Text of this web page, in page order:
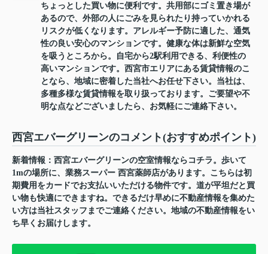
ちょっとした買い物に便利です。共用部にゴミ置き場が
あるので、外部の人にごみを見られたり持っていかれる
リスクが低くなります。アレルギー予防に適した、通気
性の良い安心のマンションです。健康な体は新鮮な空気
を吸うところから。自宅から2駅利用できる、利便性の
高いマンションです。西宮市エリアにある賃貸情報のこ
となら、地域に密着した当社へお任せ下さい。当社は、
多種多様な賃貸情報を取り扱っております。ご要望や不
明な点などございましたら、お気軽にご連絡下さい。
西宮エバーグリーンのコメント(おすすめポイント)
新着情報：西宮エバーグリーンの空室情報ならコチラ。歩いて
1mの場所に、業務スーパー 西宮薬師店があります。こちらは初
期費用をカードでお支払いいただける物件です。道が平坦だと買
い物も快適にできますね。できるだけ早めに不動産情報を集めた
い方は当社スタッフまでご連絡ください。地域の不動産情報をい
ち早くお届けします。